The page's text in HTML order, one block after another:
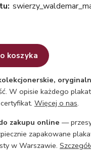
koszyka
W opisie każdego
Więcej o nas.
zakupu online —
zapakowane
w Warszawie.